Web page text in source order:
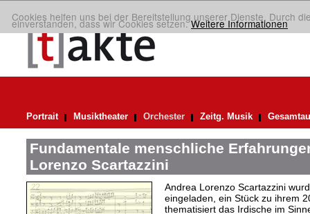
Cookies helfen uns bei der Bereitstellung unserer Dienste. Durch
einverstanden, dass wir Cookies setzen.Weitere Informationen
Portrait Musiktheater Orchester Zeitg. Musik
Fundamentale menschliche
Lorenzo Scartazzini
Andrea Lorenzo Scartazzini
eingeladen, ein Stück zu ihrem
thematisiert das Irdische im